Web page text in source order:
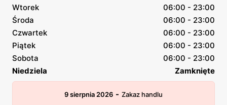
Wtorek
06:00 - 23:00
Środa
06:00 - 23:00
Czwartek
06:00 - 23:00
Piątek
06:00 - 23:00
Sobota
06:00 - 23:00
Niedziela
Zamknięte
9 sierpnia 2026 - Zakaz handlu